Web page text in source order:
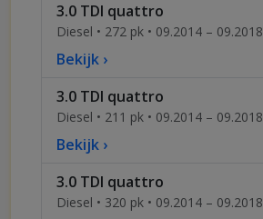
3.0 TDI quattro
Diesel • 272 pk • 09.2014 – 09.2018
Bekijk ›
3.0 TDI quattro
Diesel • 211 pk • 09.2014 – 09.2018
Bekijk ›
3.0 TDI quattro
Diesel • 320 pk • 09.2014 – 09.2018